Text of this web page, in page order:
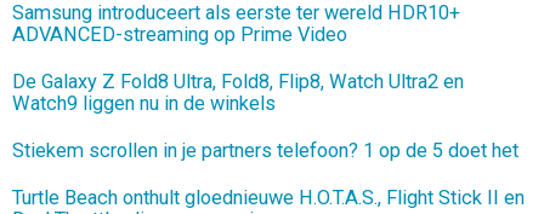
Samsung introduceert als eerste ter wereld HDR10+
ADVANCED-streaming op Prime Video
De Galaxy Z Fold8 Ultra, Fold8, Flip8, Watch Ultra2 en
Watch9 liggen nu in de winkels
Stiekem scrollen in je partners telefoon? 1 op de 5 doet het
Turtle Beach onthult gloednieuwe H.O.T.A.S., Flight Stick II en